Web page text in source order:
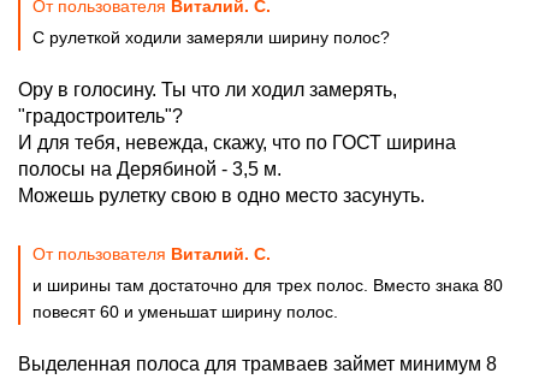
От пользователя Виталий. С.
С рулеткой ходили замеряли ширину полос?
Ору в голосину. Ты что ли ходил замерять,
"градостроитель"?
И для тебя, невежда, скажу, что по ГОСТ ширина
полосы на Дерябиной - 3,5 м.
Можешь рулетку свою в одно место засунуть.
От пользователя Виталий. С.
и ширины там достаточно для трех полос. Вместо знака 80
повесят 60 и уменьшат ширину полос.
Выделенная полоса для трамваев займет минимум 8